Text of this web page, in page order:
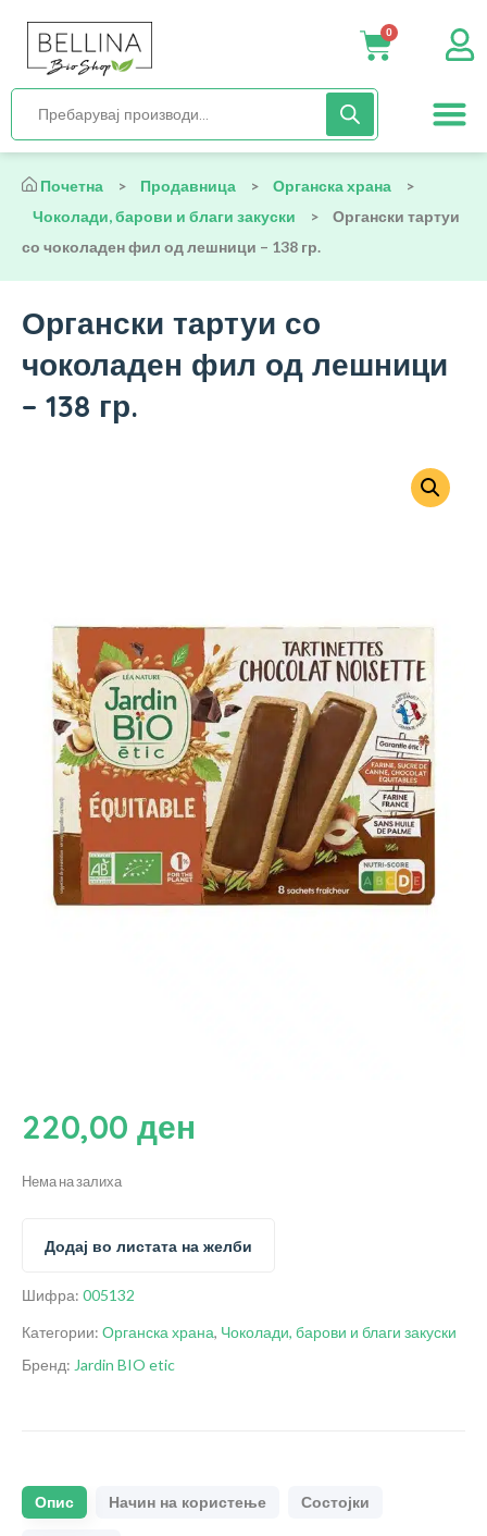
0
Почетна > Продавница > Органска храна
>
Чоколади, барови и благи закуски
>
Органски тартуи
со чоколаден фил од лешници – 138 гр.
Органски тартуи со
чоколаден фил од лешници
– 138 гр.
220,00 ден
Нема на залиха
Додај во листата на желби
Шифра: 005132
Категории: Органска храна, Чоколади, барови и благи закуски
Бренд: Jardin BIO etic
Опис Начин на користење Состојки